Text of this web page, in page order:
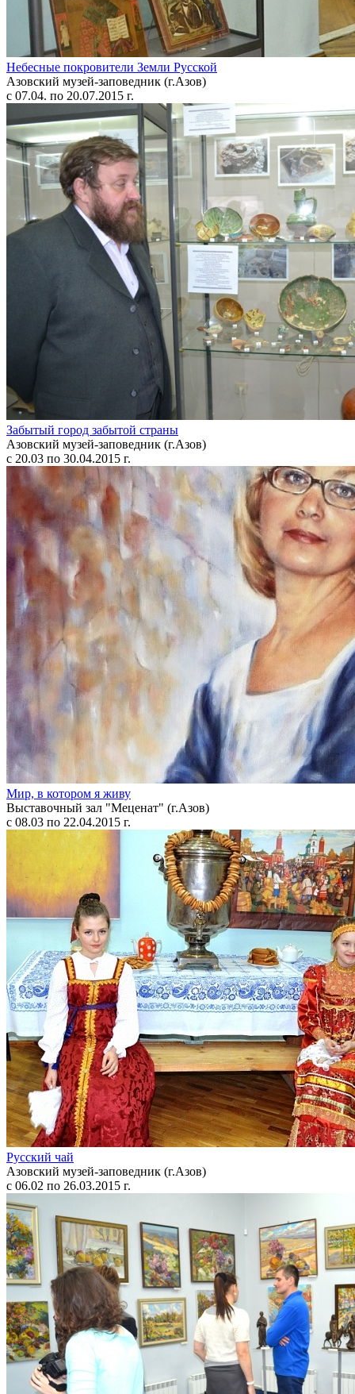
Небесные покровители Земли Русской
Азовский музей-заповедник (г.Азов)
с 07.04. по 20.07.2015 г.
Забытый город забытой страны
Азовский музей-заповедник (г.Азов)
с 20.03 по 30.04.2015 г.
Мир, в котором я живу
Выставочный зал "Меценат" (г.Азов)
с 08.03 по 22.04.2015 г.
Русский чай
Азовский музей-заповедник (г.Азов)
с 06.02 по 26.03.2015 г.